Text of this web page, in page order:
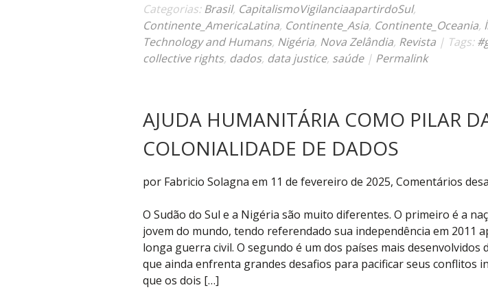
Categorias:Brasil, CapitalismoVigilanciaapartirdoSul,
Continente_AmericaLatina, Continente_Asia, Continente_Oceania,
Technology and Humans, Nigéria, Nova Zelândia, Revista | Tags:
collective rights, dados, data justice, saúde | Permalink
AJUDA HUMANITÁRIA COMO PILAR
COLONIALIDADE DE DADOS
por Fabricio Solagna em 11 de fevereiro de 2025, Comentários
O Sudão do Sul e a Nigéria são muito diferentes. O primeiro é a
jovem do mundo, tendo referendado sua independência em 2011
longa guerra civil. O segundo é um dos países mais desenvolvidos
que ainda enfrenta grandes desafios para pacificar seus conflitos
que os dois […]